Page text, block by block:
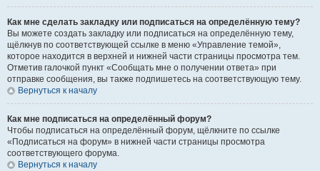
Как мне сделать закладку или подписаться на определённую тему?
Вы можете создать закладку или подписаться на определённую тему,
щёлкнув по соответствующей ссылке в меню «Управление темой»,
которое находится в верхней и нижней части страницы просмотра тем.
Отметив галочкой пункт «Сообщать мне о получении ответа» при
отправке сообщения, вы также подпишетесь на соответствующую тему.
Вернуться к началу
Как мне подписаться на определённый форум?
Чтобы подписаться на определённый форум, щёлкните по ссылке
«Подписаться на форум» в нижней части страницы просмотра
соответствующего форума.
Вернуться к началу